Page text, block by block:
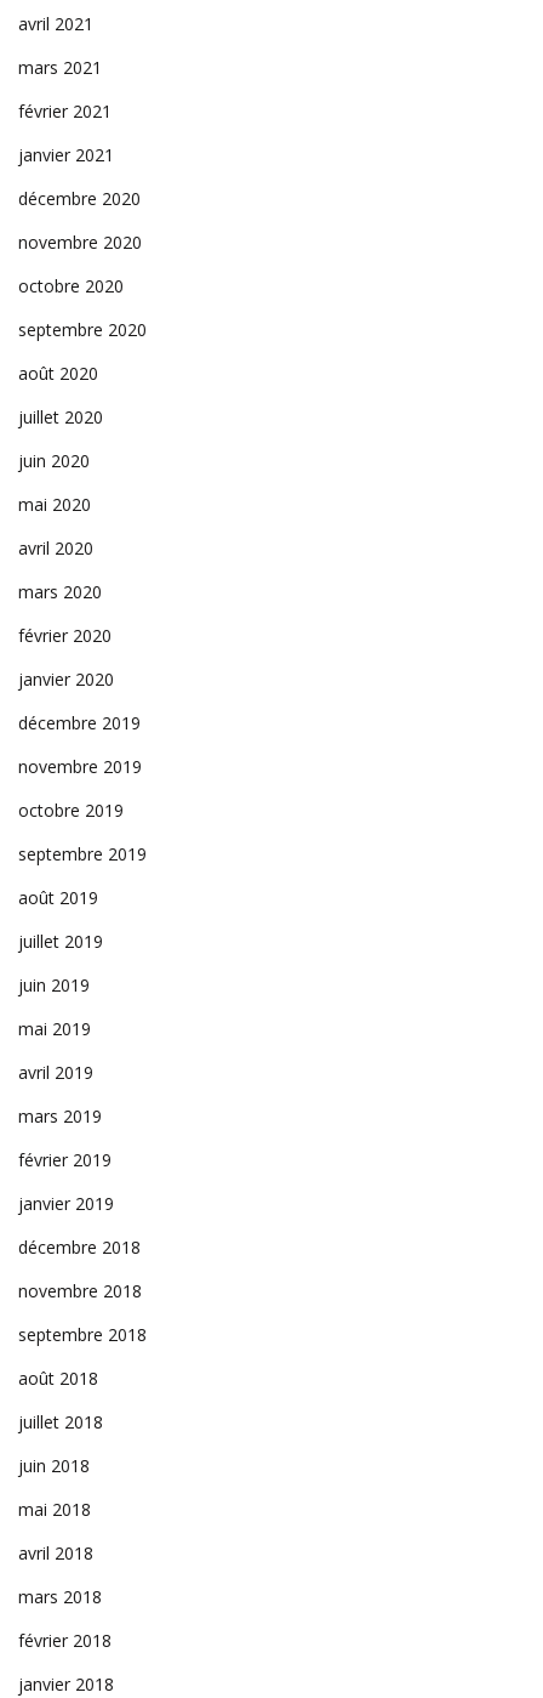
avril 2021
mars 2021
février 2021
janvier 2021
décembre 2020
novembre 2020
octobre 2020
septembre 2020
août 2020
juillet 2020
juin 2020
mai 2020
avril 2020
mars 2020
février 2020
janvier 2020
décembre 2019
novembre 2019
octobre 2019
septembre 2019
août 2019
juillet 2019
juin 2019
mai 2019
avril 2019
mars 2019
février 2019
janvier 2019
décembre 2018
novembre 2018
septembre 2018
août 2018
juillet 2018
juin 2018
mai 2018
avril 2018
mars 2018
février 2018
janvier 2018